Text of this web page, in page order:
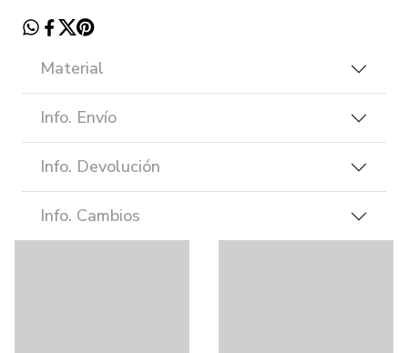
Material
Info. Envío
Info. Devolución
Info. Cambios